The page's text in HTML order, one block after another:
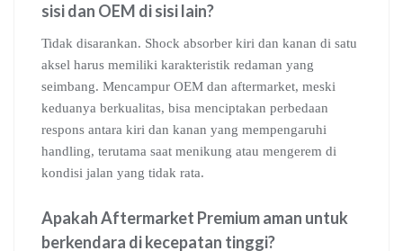
sisi dan OEM di sisi lain?
Tidak disarankan. Shock absorber kiri dan kanan di satu
aksel harus memiliki karakteristik redaman yang
seimbang. Mencampur OEM dan aftermarket, meski
keduanya berkualitas, bisa menciptakan perbedaan
respons antara kiri dan kanan yang mempengaruhi
handling, terutama saat menikung atau mengerem di
kondisi jalan yang tidak rata.
Apakah Aftermarket Premium aman untuk
berkendara di kecepatan tinggi?